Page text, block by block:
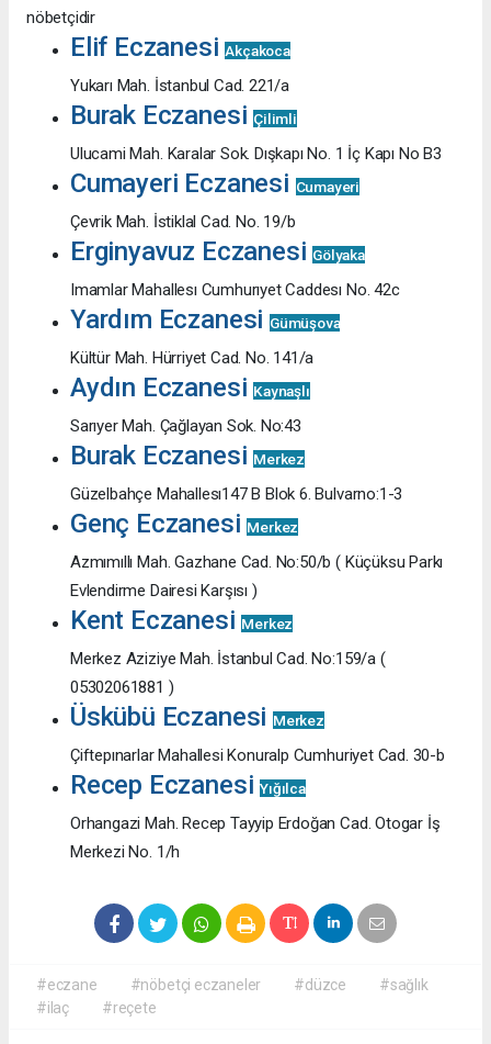
nöbetçidir
Elif EczanesiAkçakoca
Yukarı Mah. İstanbul Cad. 221/a
Burak EczanesiÇilimli
Ulucami Mah. Karalar Sok. Dışkapı No. 1 İç Kapı No B3
Cumayeri Eczanesi Cumayeri
Çevrik Mah. İstiklal Cad. No. 19/b
Erginyavuz EczanesiGölyaka
Imamlar Mahallesı Cumhurıyet Caddesı No. 42c
Yardım Eczanesi Gümüşova
Kültür Mah. Hürriyet Cad. No. 141/a
Aydın EczanesiKaynaşlı
Sarıyer Mah. Çağlayan Sok. No:43
Burak EczanesiMerkez
Güzelbahçe Mahallesı147 B Blok 6. Bulvarno:1-3
Genç EczanesiMerkez
Azmımıllı Mah. Gazhane Cad. No:50/b ( Küçüksu Parkı
Evlendirme Dairesi Karşısı )
Kent EczanesiMerkez
Merkez Aziziye Mah. İstanbul Cad. No:159/a (
05302061881 )
Üskübü Eczanesi Merkez
Çiftepınarlar Mahallesi Konuralp Cumhuriyet Cad. 30-b
Recep EczanesiYığılca
Orhangazi Mah. Recep Tayyip Erdoğan Cad. Otogar İş
Merkezi No. 1/h
#eczane #nöbetçi eczaneler #düzce
#sağlık
#ilaç
#reçete